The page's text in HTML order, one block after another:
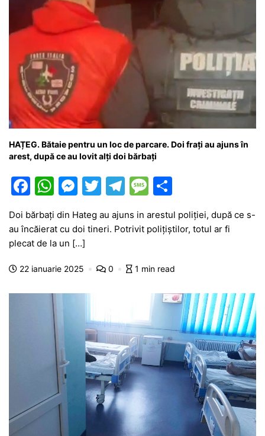
HAȚEG. Bătaie pentru un loc de parcare. Doi frați au ajuns în
arest, după ce au lovit alți doi bărbați
F
c
e
b
o
W
h
at
s
A
p
M
s
s
e
g
er
T
itt
T
el
e
a
m
M
s
a
e
ta
a
ă
Doi bărbați din Hateg au ajuns in arestul poliției, după ce s-
au încăierat cu doi tineri. Potrivit polițiștilor, totul ar fi
plecat de la un […]
22 ianuarie 2025 0 1 min read